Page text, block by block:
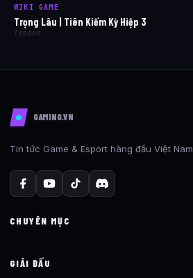
WIKI GAME
Trọng Lâu | Tiên Kiếm Kỳ Hiệp 3
Zenden
GAMING.VN
Tin tức Game & Esport hàng đầu Việt Nam
CHUYÊN MỤC
GIẢI ĐẤU